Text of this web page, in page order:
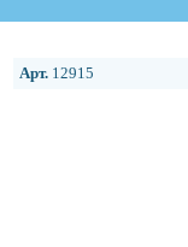
Арт. 12915